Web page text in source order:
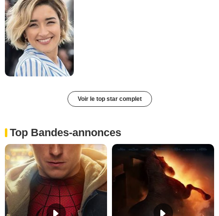
Voir le top star complet
Top Bandes-annonces